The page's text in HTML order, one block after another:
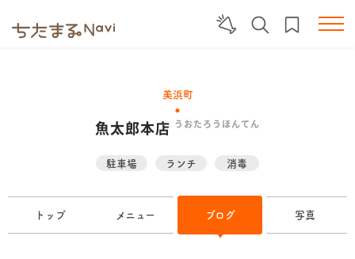
美浜町
魚太郎本店 うおたろうほんてん
駐車場 ランチ 消毒
トップ メニュー ブログ 写真